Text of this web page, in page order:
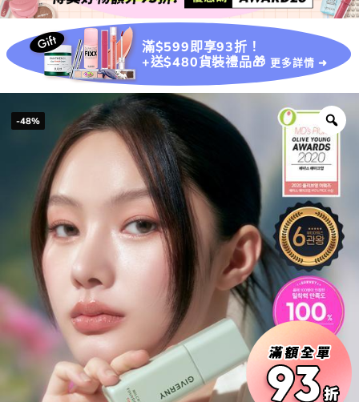
滿$599即享93折！
+送$480貨裝禮品🎁 更多詳情 ➜
-48%